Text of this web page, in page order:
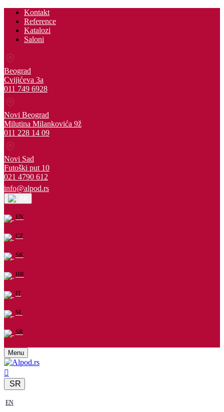
Kontakt
Reference
Katalozi
Saloni
Beograd
Cvijićeva 3a
011 749 6928
Novi Beograd
Milutina Milankovića 9ž
011 228 14 09
Novi Sad
Futoški put 10
021 4790 612
info@alpod.rs
EN
CZ
SK
HR
IT
SL
SR
Menu
SR
EN